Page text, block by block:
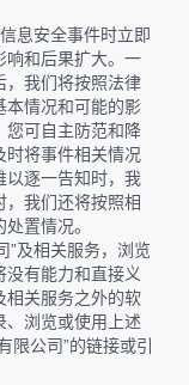
息安全事件时立即
响和后果扩大。一
，我们将按照法律
本情况和可能的影
您可自主防范和降
时将事件相关情况
以逐一告知时，我
我们还将按照相
置情况。
”及相关服务，浏览
有能力和直接义
相关服务之外的软
、浏览或使用上述
限公司”的链接或引